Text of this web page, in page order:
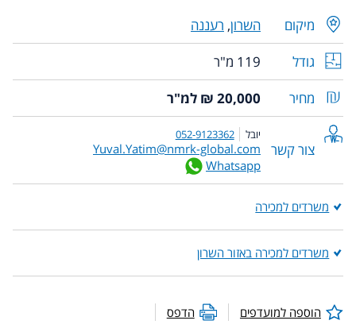
מיקום השרון, רעננה
גודל
119 מ"ר
מחיר
20,000 ₪ למ"ר
צור קשר
יובל 052-9123362
Yuval.Yatim@nmrk-global.com
Whatsapp
משרדים למכירה
משרדים למכירה באזור השרון
הוספה למועדפים הדפס